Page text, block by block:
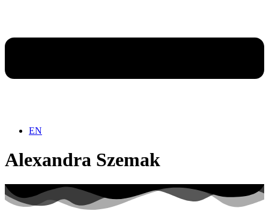
EN
Alexandra Szemak